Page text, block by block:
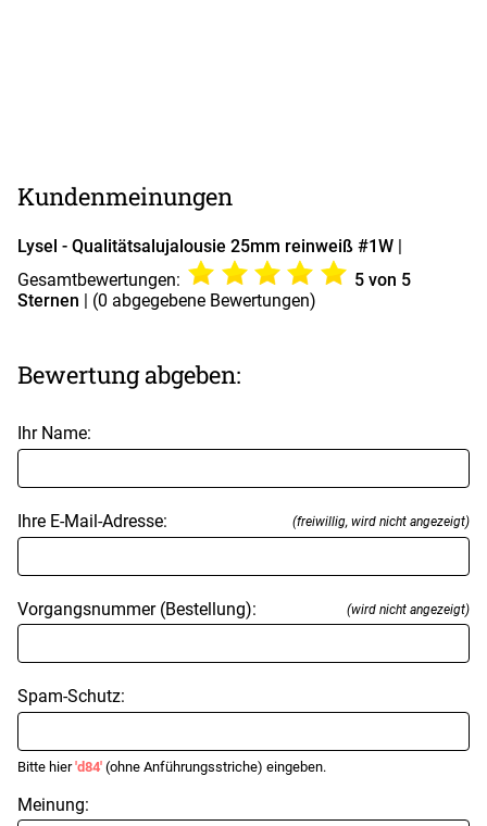
Kundenmeinungen
Lysel - Qualitätsalujalousie 25mm reinweiß #1W
Gesamtbewertungen:
5von 5
Sternen
| (0 abgegebene Bewertungen)
Bewertung abgeben:
Ihr Name:
Ihre E-Mail-Adresse: (freiwillig, wird nicht angezeigt)
Vorgangsnummer (Bestellung): (wird nicht angezeigt)
Spam-Schutz:
Bitte hier'd84' (ohne Anführungsstriche) eingeben.
Meinung: